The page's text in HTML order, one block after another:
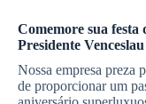
Comemore sua festa
Presidente Venceslau
Nossa empresa preza
de proporcionar um